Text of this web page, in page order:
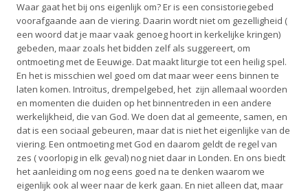
Waar gaat het bij ons eigenlijk om? Er is een consistoriegebed
voorafgaande aan de viering. Daarin wordt niet om gezelligheid (
een woord dat je maar vaak genoeg hoort in kerkelijke kringen)
gebeden, maar zoals het bidden zelf als suggereert, om
ontmoeting met de Eeuwige. Dat maakt liturgie tot een heilig spel.
En het is misschien wel goed om dat maar weer eens binnen te
laten komen. Introïtus, drempelgebed, het zijn allemaal woorden
en momenten die duiden op het binnentreden in een andere
werkelijkheid, die van God. We doen dat al gemeente, samen, en
dat is een sociaal gebeuren, maar dat is niet het eigenlijke van de
viering. Een ontmoeting met God en daarom geldt de regel van
zes ( voorlopig in elk geval) nog niet daar in Londen. En ons biedt
het aanleiding om nog eens goed na te denken waarom we
eigenlijk ook al weer naar de kerk gaan. En niet alleen dat, maar